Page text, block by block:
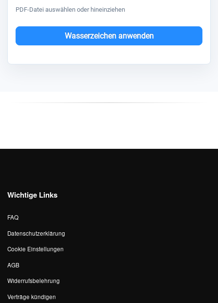
PDF-Datei auswählen oder hineinziehen
Wasserzeichen anwenden
Wichtige Links
FAQ
Datenschutzerklärung
Cookie Einstellungen
AGB
Widerrufsbelehrung
Verträge kündigen